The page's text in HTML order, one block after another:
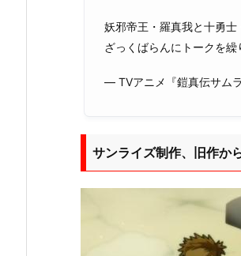
妖邪帝王・羅真我と十勇
ざっくばらんにトークを
— TVアニメ『鎧真伝サム
サンライズ制作、旧作か